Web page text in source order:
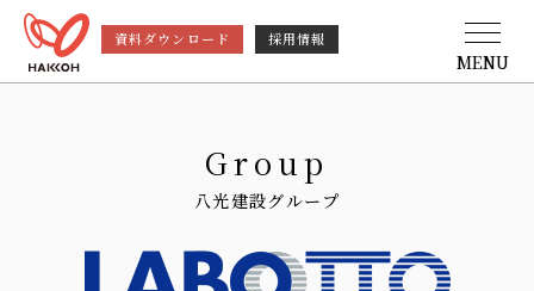
資料ダウンロード 採用情報
MENU
Group
八光建設グループ